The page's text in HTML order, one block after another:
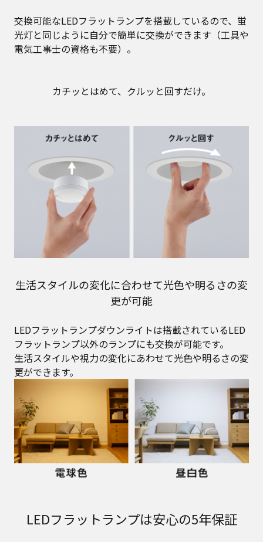
交換可能なLEDフラットランプを搭載しているので、蛍
光灯と同じように自分で簡単に交換ができます（工具や
電気工事士の資格も不要）。
カチッとはめて、クルッと回すだけ。
生活スタイルの変化に合わせて光色や明るさの変
更が可能
LEDフラットランプダウンライトは搭載されているLED
フラットランプ以外のランプにも交換が可能です。
生活スタイルや視力の変化にあわせて光色や明るさの変
更ができます。
LEDフラットランプは安心の5年保証